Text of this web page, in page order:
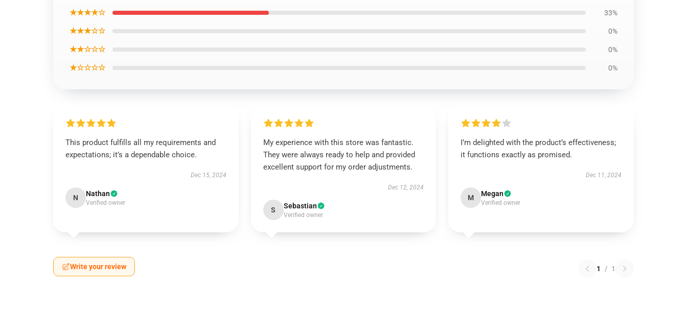
★★★★☆ 33%
★★★☆☆ 0%
★★☆☆☆ 0%
★☆☆☆☆ 0%
This product fulfills all my requirements and
expectations; it’s a dependable choice.
Dec 15, 2024
N Nathan
Verified owner
My experience with this store was fantastic.
They were always ready to help and provided
excellent support for my order adjustments.
Dec 12, 2024
S Sebastian
Verified owner
I’m delighted with the product’s effectiveness;
it functions exactly as promised.
Dec 11, 2024
M Megan
Verified owner
Write your review 1 / 1